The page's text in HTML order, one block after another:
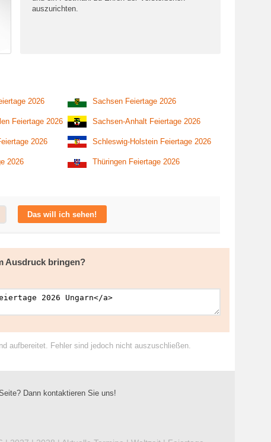
auszurichten.
2026
Feiertage 2026
2026
2026
Sachsen Feiertage 2026
Sachsen-Anhalt Feiertage 2026
Schleswig-Holstein Feiertage 2026
Thüringen Feiertage 2026
Das will ich sehen!
Ausdruck bringen?
aufbereitet. Fehler sind jedoch nicht auszuschließen.
Dann kontaktieren Sie uns!